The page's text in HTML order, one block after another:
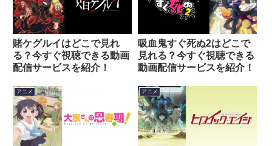
賭ケグルイはどこで見れ
る？今すぐ視聴できる動画
配信サービスを紹介！
吸血鬼すぐ死ぬ2はどこで
見れる？今すぐ視聴できる
動画配信サービスを紹介！
アニメ アニメ